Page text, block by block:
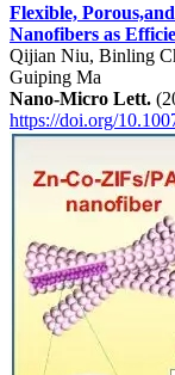
Flexible,
Nanofibers as
Qijian Niu, Binling
Guiping Ma
Nano-Micro Lett.
https://doi.org/